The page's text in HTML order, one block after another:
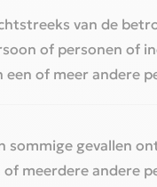
van de
of personen of
een of meer andere
gevallen
meerdere andere